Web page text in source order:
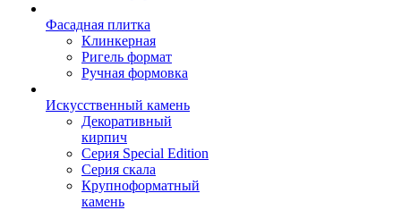
Фасадная плитка
Клинкерная
Ригель формат
Ручная формовка
Искусственный камень
Декоративный
кирпич
Серия Special Edition
Серия скала
Крупноформатный
камень